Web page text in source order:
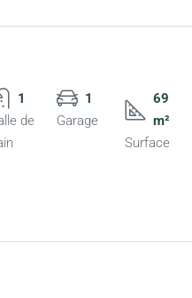
1
de
1
Garage
69
m²
Surface